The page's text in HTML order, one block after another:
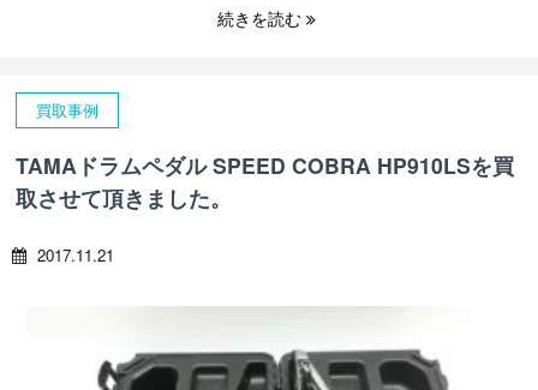
続きを読む
買取事例
TAMAドラムペダル SPEED COBRA HP910LSを買
取させて頂きました。
2017.11.21